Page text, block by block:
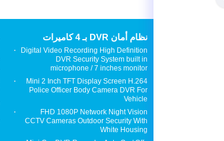
نظام أمان DVR بـ 4 كاميرات
Digital Video Recording High Definition
DVR Security System built in
microphone / 7 inches monitor
Mini 2 Inch TFT Display Screen H.264
Police Officer Body Camera DVR For
Vehicle
FHD 1080P Network Night Vision
CCTV Cameras Outdoor Security With
White Housing